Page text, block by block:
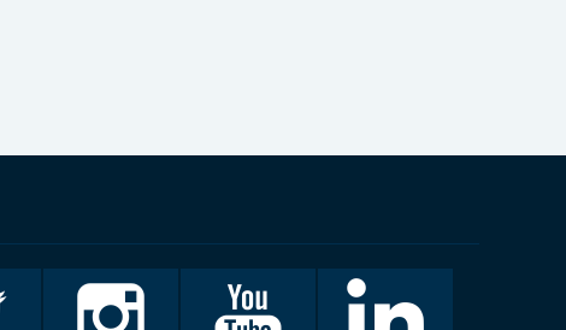
Invalidiliitto
Instagramissa
Invalidiliitto
Youtubessa
LinkedIn